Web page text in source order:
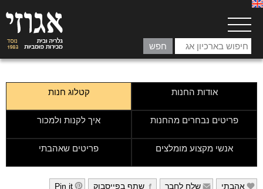
אודות החנות קטלוג חנות
פריטים נבחרים מהחנות איך לקנות ולמכור
אנשי מקצוע מומלצים פריטים שאהבתי
e אהבתי f שלח לחבר g שתף בפייסבוק h
Pin it